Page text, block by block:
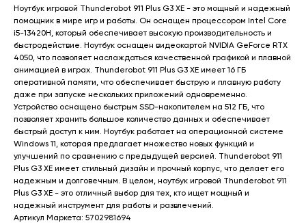
Ноутбук игровой Thunderobot 911 Plus G3 XE - это мощный и надежный
помощник в мире игр и работы. Он оснащен процессором Intel Core
i5-13420H, который обеспечивает высокую производительность и
быстродействие. Ноутбук оснащен видеокартой NVIDIA GeForce RTX
4050, что позволяет наслаждаться качественной графикой и плавной
анимацией в играх. Thunderobot 911 Plus G3 XE имеет 16 ГБ
оперативной памяти, что обеспечивает быструю и плавную работу
даже при запуске нескольких приложений одновременно.
Устройство оснащено быстрым SSD-накопителем на 512 ГБ, что
позволяет хранить большое количество данных и обеспечивает
быстрый доступ к ним. Ноутбук работает на операционной системе
Windows 11, которая предлагает множество новых функций и
улучшений по сравнению с предыдущей версией. Thunderobot 911
Plus G3 XE имеет стильный дизайн и прочный корпус, что делает его
надежным и долговечным. В целом, ноутбук игровой Thunderobot 911
Plus G3 XE - это отличный выбор для тех, кто ищет мощный и
надежный инструмент для работы и развлечений.
Артикул Маркета: 5702981694